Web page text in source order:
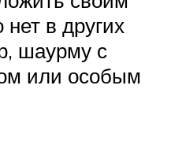
нет в других
шаурму с
или особым